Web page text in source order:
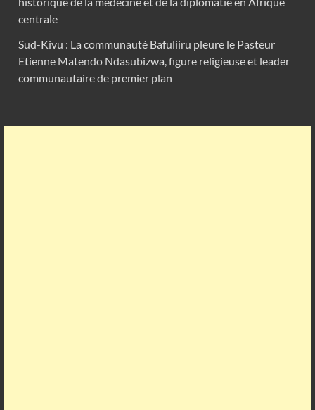
centrale
Sud-Kivu : La communauté Bafuliiru pleure le Pasteur
Etienne Matendo Ndasubizwa, figure religieuse et leader
communautaire de premier plan